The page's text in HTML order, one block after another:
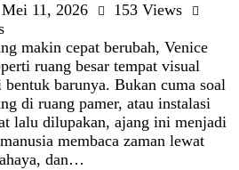
Mei 11, 2026 153 Views
makin cepat berubah, Venice
ruang besar tempat visual
bentuk barunya. Bukan cuma soal
di ruang pamer, atau instalasi
lalu dilupakan, ajang ini menjadi
membaca zaman lewat
dan…